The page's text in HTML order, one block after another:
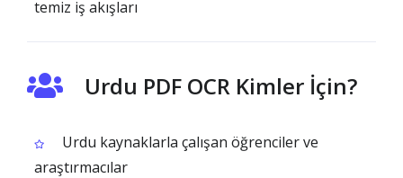
temiz iş akışları
Urdu PDF OCR Kimler İçin?
Urdu kaynaklarla çalışan öğrenciler ve
araştırmacılar